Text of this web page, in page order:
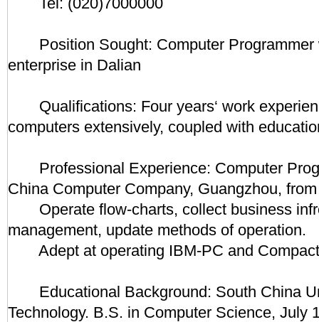
Position Sought: Computer Programmer
enterprise in Dalian
Qualifications: Four years‘ work
computers extensively, coupled with
Professional Experience: Computer
China Computer Company, Guangzhou,
Operate flow-charts, collect business
management, update methods of operation.
Adept at operating IBM-PC and
Educational Background: South China
Technology. B.S. in Computer Science, July